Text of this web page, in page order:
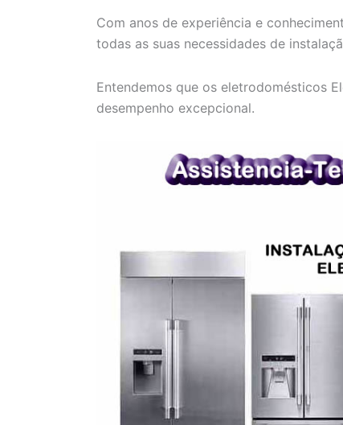
Com anos de experiência e
todas as suas necessidades de
Entendemos que os eletrodomésticos
desempenho excepcional.